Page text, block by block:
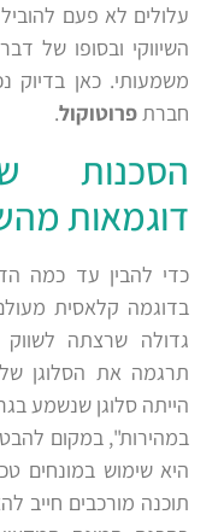
עלולים לא פעם
השיווקי ובסופו של
משמעותי. כאן בדיוק
חברתפרוטוקול.
הסכנות
דוגמאות
כדי להבין עד כמה
בדוגמה קלאסית
גדולה שרצתה
תרגמה את הסלוגן
הייתה סלוגן שנשמע
במהירות", במקום
היא שימוש במונחים
תוכנה מורכבים חייב